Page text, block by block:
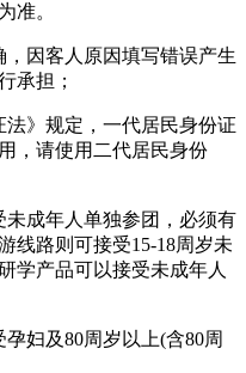
准。
因客人原因填写错误产生
承担；
》规定，一代居民身份证
，请使用二代居民身份
成年人单独参团，必须有
线路则可接受15-18周岁未
学产品可以接受未成年人
妇及80周岁以上(含80周